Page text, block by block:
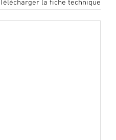
Télécharger la fiche technique